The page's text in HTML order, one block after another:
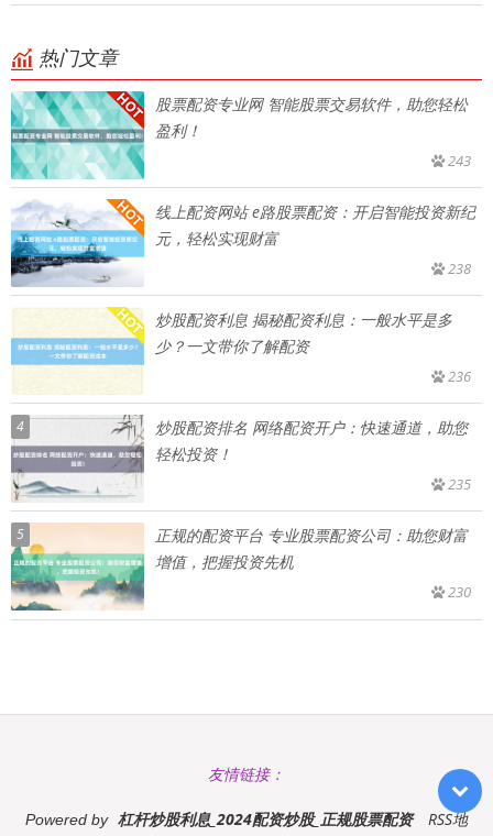
热门文章
股票配资专业网 智能股票交易软件，助您轻松
盈利！
243
线上配资网站 e路股票配资：开启智能投资新纪
元，轻松实现财富
238
炒股配资利息 揭秘配资利息：一般水平是多
少？一文带你了解配资
236
4
炒股配资排名 网络配资开户：快速通道，助您
轻松投资！
235
5
正规的配资平台 专业股票配资公司：助您财富
增值，把握投资先机
230
友情链接：
Powered by 杠杆炒股利息_2024配资炒股_正规股票配资
RSS地